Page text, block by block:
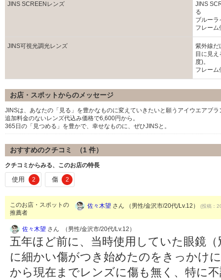
JINS SCREENレンズ
JINS
る
ブルーラ
フレーム
JINS可視光調光レンズ
紫外線だ
目に見
度)。
フレー
お店・スポットからのメッセージ
JINSは、あなたの「見る」を豊かなものに変えていきたいと願うアイウエアブラ
追加料金のないレンズ代込み価格で6,600円から。
365日の「見つめる」を豊かで、幸せなものに、ぜひJINSと。
おすすめのクチコミ （1 件）
クチコミからみる、このお店の特長
使用 2 傷 2
このお店・スポットの
推薦者
佐々木望 さん （男性/金沢市/20代/Lv.12） (投稿：
佐々木望 さん （男性/金沢市/20代/Lv.12）
五年ほど前に、当時使用していた眼鏡
に細かい傷がつき始めたのをきっかけ
から現在までレンズに傷も無く、特に